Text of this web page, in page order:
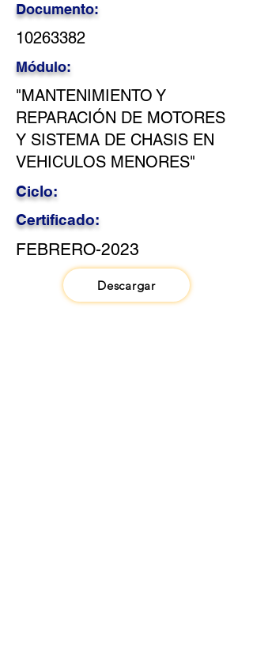
Documento:
10263382
Módulo:
"MANTENIMIENTO Y
REPARACIÓN DE MOTORES
Y SISTEMA DE CHASIS EN
VEHICULOS MENORES"
Ciclo:
Certificado:
FEBRERO-2023
Descargar